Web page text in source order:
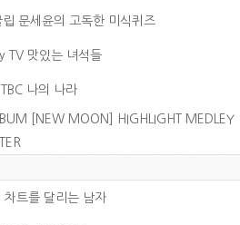
문세윤의 고독한 미식퀴즈
TV 맛있는 녀석들
나의 나라
[NEW MOON] HIGHLIGHT MEDLEY
차트를 달리는 남자